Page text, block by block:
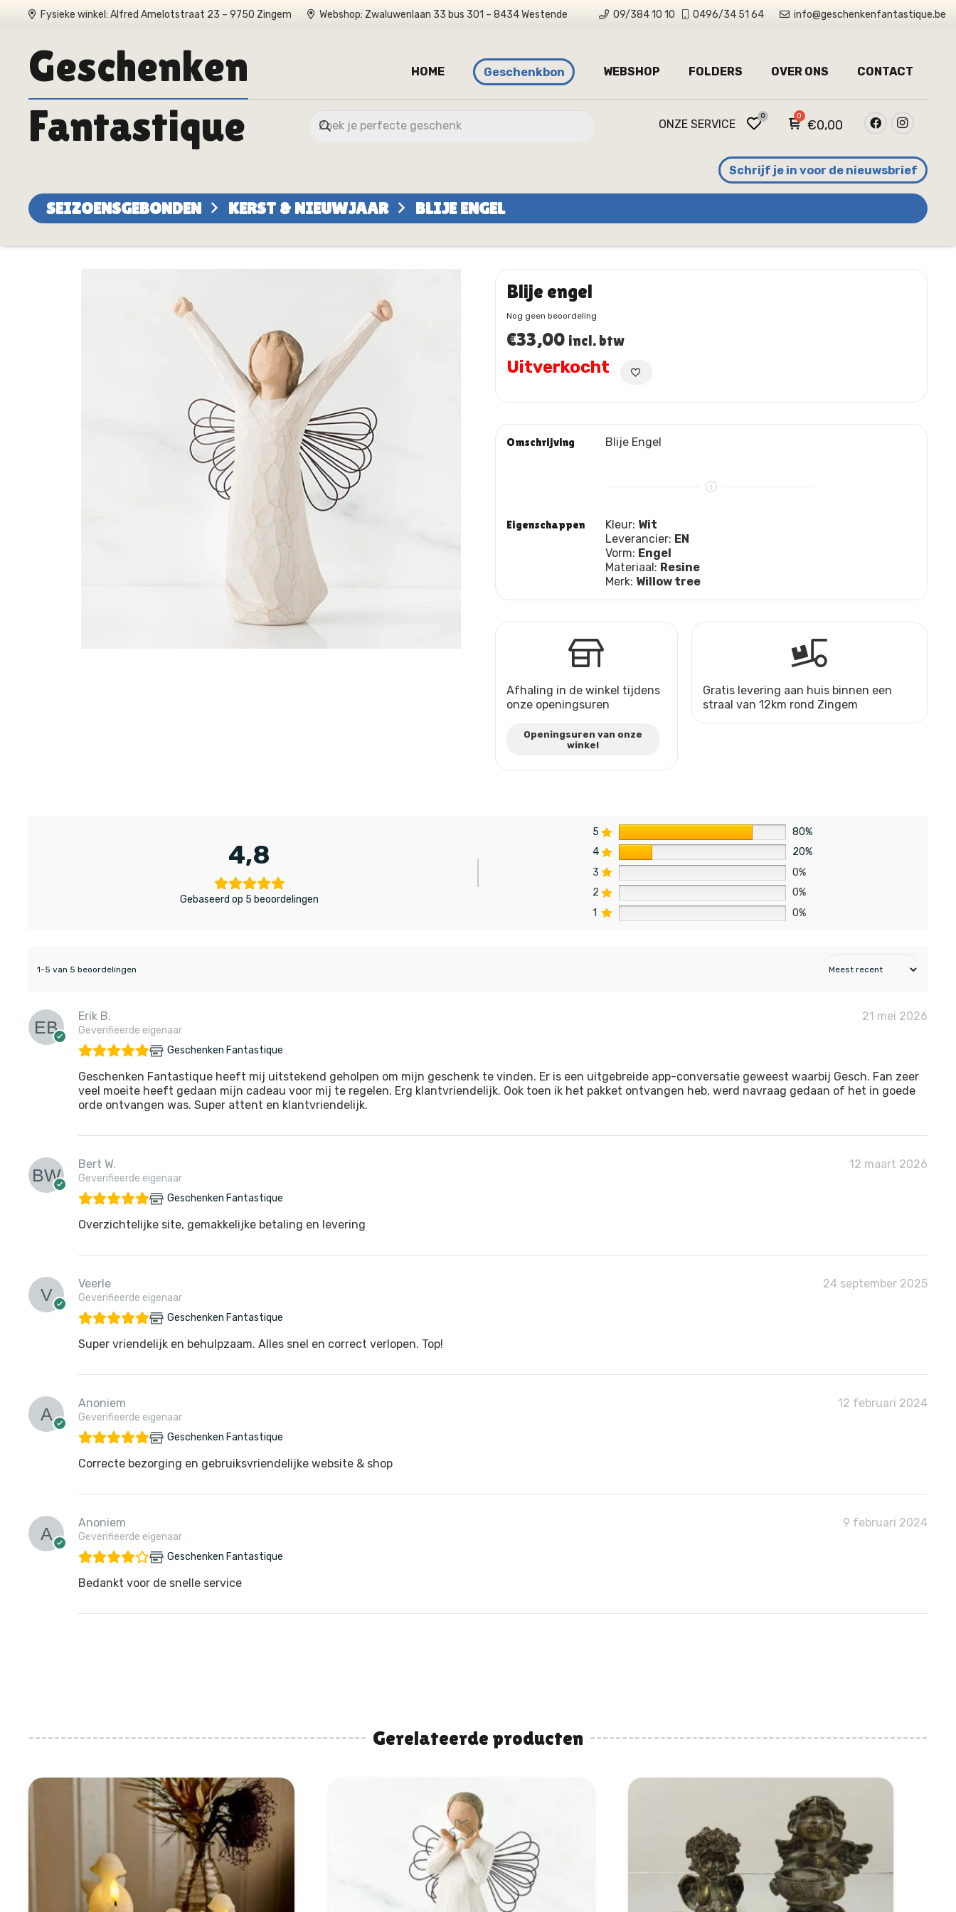
Fysieke winkel: Alfred Amelotstraat 23 – 9750 Zingem Webshop: Zwaluwenlaan 33 bus 301 – 8434 Westende 09/384 10 10 0496/34 51 64 info@geschenkenfantastique.be
Geschenken HOME Geschenkbon WEBSHOP FOLDERS OVER ONS CONTACT
Fantastique ONZE SERVICE
0
€0,00
Schrijf je in voor de nieuwsbrief
SEIZOENSGEBONDEN KERST & NIEUWJAAR BLIJE ENGEL
Blije engel
Nog geen beoordeling
€33,00 incl. btw
Uitverkocht
Omschrijving Blije Engel
Eigenschappen Kleur: Wit
Leverancier: EN
Vorm: Engel
Materiaal: Resine
Merk: Willow tree
Afhaling in de winkel tijdens
onze openingsuren
Openingsuren van onze
winkel
Gratis levering aan huis binnen een
straal van 12km rond Zingem
4,8
Gebaseerd op 5 beoordelingen
5
80%
4
20%
3
0%
2
0%
1
0%
1-5 van 5 beoordelingen
Erik B.
Geverifieerde eigenaar
21 mei 2026
Geschenken Fantastique
Geschenken Fantastique heeft mij uitstekend geholpen om mijn geschenk te vinden. Er is een uitgebreide app-conversatie geweest waarbij Gesch. Fan zeer
veel moeite heeft gedaan mijn cadeau voor mij te regelen. Erg klantvriendelijk. Ook toen ik het pakket ontvangen heb, werd navraag gedaan of het in goede
orde ontvangen was. Super attent en klantvriendelijk.
Bert W.
Geverifieerde eigenaar
12 maart 2026
Geschenken Fantastique
Overzichtelijke site, gemakkelijke betaling en levering
Veerle
Geverifieerde eigenaar
24 september 2025
Geschenken Fantastique
Super vriendelijk en behulpzaam. Alles snel en correct verlopen. Top!
Anoniem
Geverifieerde eigenaar
12 februari 2024
Geschenken Fantastique
Correcte bezorging en gebruiksvriendelijke website & shop
Anoniem
Geverifieerde eigenaar
9 februari 2024
Geschenken Fantastique
Bedankt voor de snelle service
Gerelateerde producten